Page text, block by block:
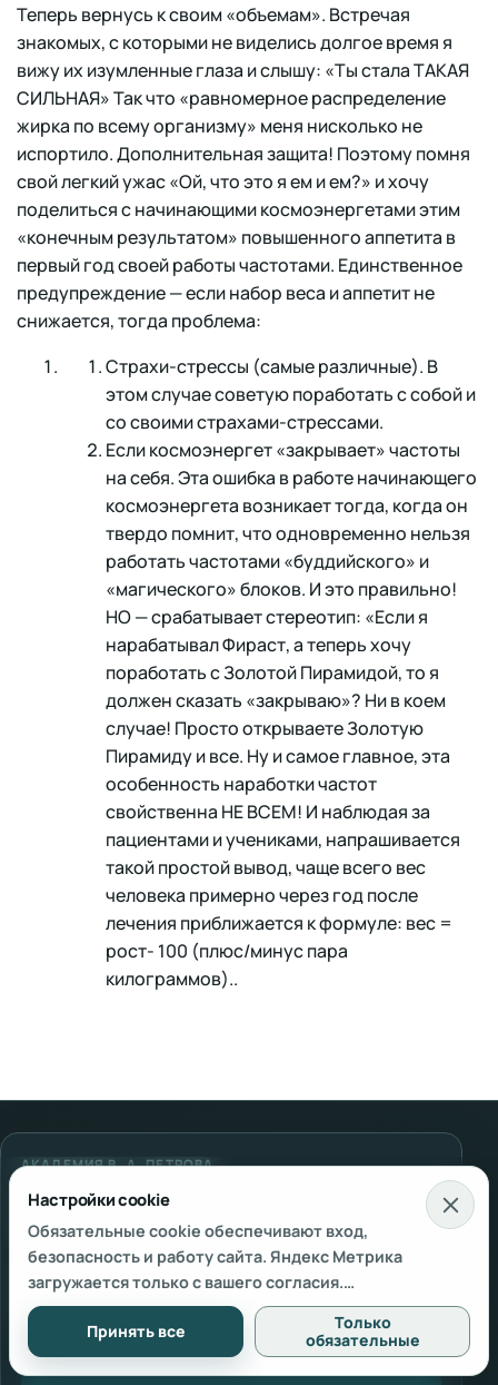
Теперь вернусь к своим «объемам». Встречая
знакомых, с которыми не виделись долгое время я
вижу их изумленные глаза и слышу: «Ты стала ТАКАЯ
СИЛЬНАЯ» Так что «равномерное распределение
жирка по всему организму» меня нисколько не
испортило. Дополнительная защита! Поэтому помня
свой легкий ужас «Ой, что это я ем и ем?» и хочу
поделиться с начинающими космоэнергетами этим
«конечным результатом» повышенного аппетита в
первый год своей работы частотами. Единственное
предупреждение — если набор веса и аппетит не
снижается, тогда проблема:
Страхи-стрессы (самые различные). В
этом случае советую поработать с собой и
со своими страхами-стрессами.
Если космоэнергет «закрывает» частоты
на себя. Эта ошибка в работе начинающего
космоэнергета возникает тогда, когда он
твердо помнит, что одновременно нельзя
работать частотами «буддийского» и
«магического» блоков. И это правильно!
НО — срабатывает стереотип: «Если я
нарабатывал Фираст, а теперь хочу
поработать с Золотой Пирамидой, то я
должен сказать «закрываю»? Ни в коем
случае! Просто открываете Золотую
Пирамиду и все. Ну и самое главное, эта
особенность наработки частот
свойственна НЕ ВСЕМ! И наблюдая за
пациентами и учениками, напрашивается
такой простой вывод, чаще всего вес
человека примерно через год после
лечения приближается к формуле: вес =
рост- 100 (плюс/минус пара
килограммов)..
АКАДЕМИЯ В. А. ПЕТРОВА
АНО «Международная
Академия Космоэнергетики»
Поможем выбрать программу и формат обучения.
В рабочее время обычно отвечаем в течение
Настройки cookie
Обязательные cookie обеспечивают вход,
безопасность и работу сайта. Яндекс Метрика
загружается только с вашего согласия.
Подробнее — вПолитике использования cookieи
Согласии на обработку персональных данных
Принять все
Только
обязательные